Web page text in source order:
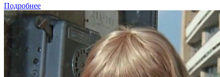
Подробнее